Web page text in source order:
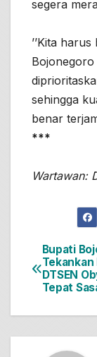
segera
’’Kita
Bojonegoro
sehingga
benar
***
Wartawan:
pos
Bupati
Tekankan
DTSEN
Tepat